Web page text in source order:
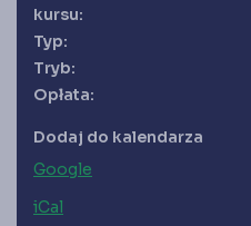
kursu:
Typ:
Tryb:
Opłata:
Dodaj do kalendarza
Google
iCal